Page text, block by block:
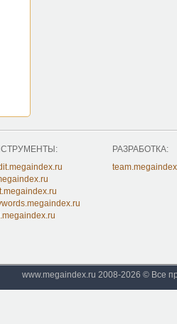
РАЗРАБОТКА:
www.megaindex.ru 2008-2026 © Все